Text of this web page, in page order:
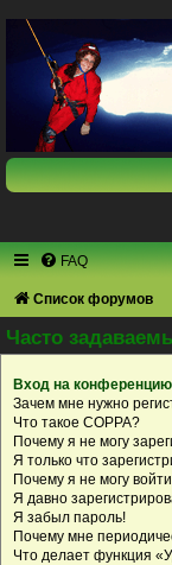
FAQ
Список форумов
Часто
Вход на конференцию
Зачем мне нужно
Что такое COPPA?
Почему я не могу
Я только что
Почему я не могу
Я давно
Я забыл пароль!
Почему мне
Что делает функция